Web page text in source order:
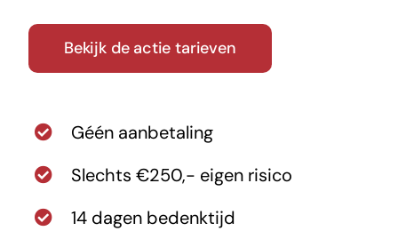
Bekijk de actie tarieven
Géén aanbetaling
Slechts €250,- eigen risico
14 dagen bedenktijd